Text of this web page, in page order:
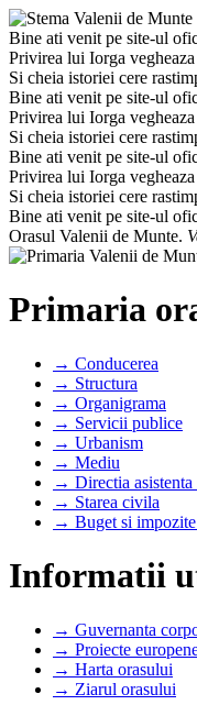
Bine ati venit pe site-ul
Privirea lui Iorga
Si cheia istoriei cere
Bine ati venit pe site-ul
Privirea lui Iorga
Si cheia istoriei cere
Bine ati venit pe site-ul
Privirea lui Iorga
Si cheia istoriei cere
Bine ati venit pe site-ul
Orasul Valenii de Munte.
Primaria
→ Conducerea
→ Structura
→ Organigrama
→ Servicii publice
→ Urbanism
→ Mediu
→ Directia asistenta
→ Starea civila
→ Buget si
Informatii
→ Guvernanta
→ Proiecte
→ Harta orasului
→ Ziarul orasului